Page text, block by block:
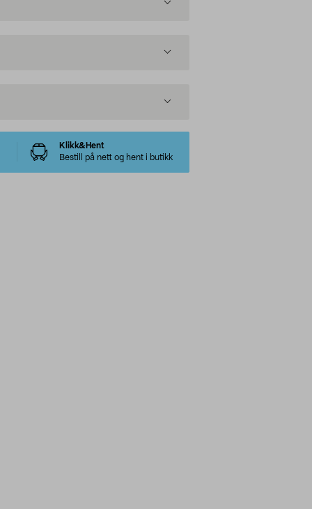
Klikk&Hent
Bestill på nett og hent i butikk